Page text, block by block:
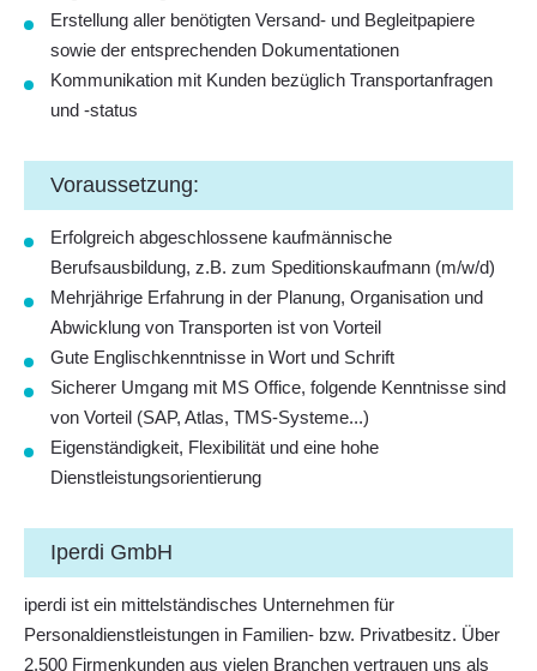
Erstellung aller benötigten Versand- und Begleitpapiere
sowie der entsprechenden Dokumentationen
Kommunikation mit Kunden bezüglich Transportanfragen
und -status
Voraussetzung:
Erfolgreich abgeschlossene kaufmännische
Berufsausbildung, z.B. zum Speditionskaufmann (m/w/d)
Mehrjährige Erfahrung in der Planung, Organisation und
Abwicklung von Transporten ist von Vorteil
Gute Englischkenntnisse in Wort und Schrift
Sicherer Umgang mit MS Office, folgende Kenntnisse sind
von Vorteil (SAP, Atlas, TMS-Systeme...)
Eigenständigkeit, Flexibilität und eine hohe
Dienstleistungsorientierung
Iperdi GmbH
iperdi ist ein mittelständisches Unternehmen für
Personaldienstleistungen in Familien- bzw. Privatbesitz. Über
2.500 Firmenkunden aus vielen Branchen vertrauen uns als